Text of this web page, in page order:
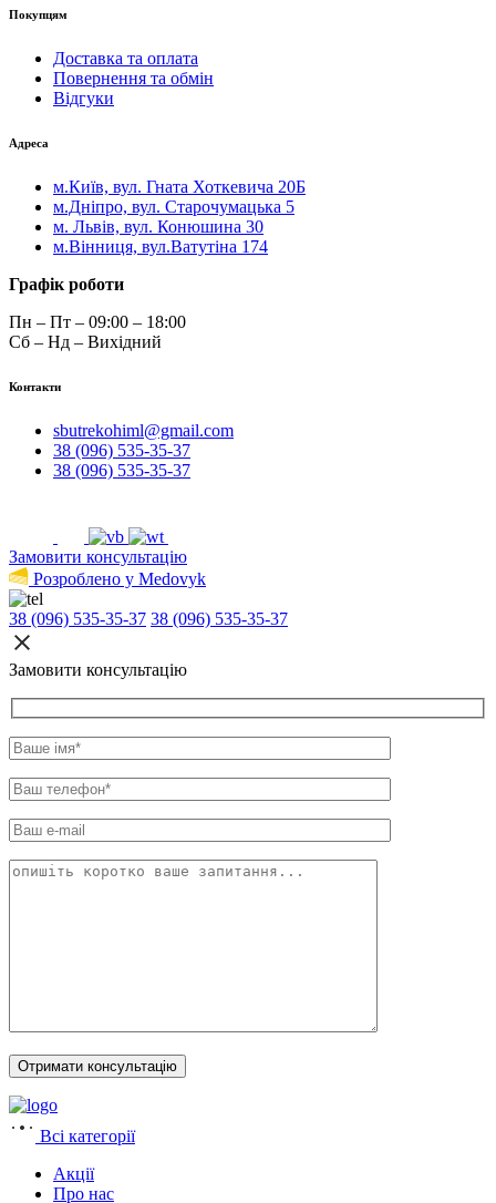
Покупцям
Доставка та оплата
Повернення та обмін
Відгуки
Адреса
м.Київ, вул. Гната Хоткевича 20Б
м.Дніпро, вул. Старочумацька 5
м. Львів, вул. Конюшина 30
м.Вінниця, вул.Ватутіна 174
Графік роботи
Пн – Пт – 09:00 – 18:00
Сб – Нд – Вихідний
Контакти
sbutrekohiml@gmail.com
38 (096) 535-35-37
38 (096) 535-35-37
Замовити консультацію
Розроблено у Medovyk
38 (096) 535-35-37 38 (096) 535-35-37
Замовити консультацію
Всі категорії
Акції
Про нас